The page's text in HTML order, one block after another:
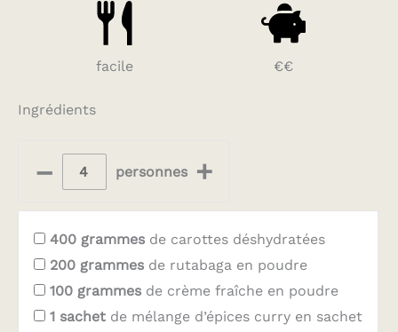
facile €€
Ingrédients
– personnes +
400 grammes de carottes déshydratées
200 grammes de rutabaga en poudre
100 grammes de crème fraîche en poudre
1 sachet de mélange d’épices curry en sachet